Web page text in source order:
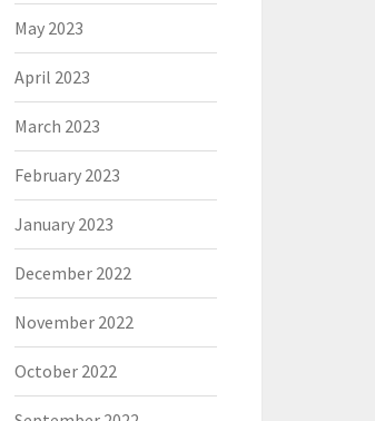
May 2023
April 2023
March 2023
February 2023
January 2023
December 2022
November 2022
October 2022